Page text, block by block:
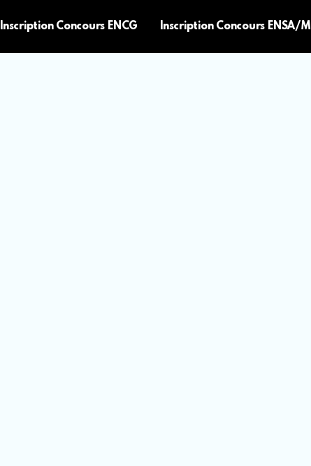
Inscription Concours ENCG Inscription Concours ENSA/M